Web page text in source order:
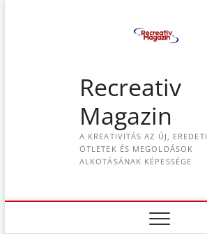
Recreativ
Magazin
A KREATIVITÁS AZ ÚJ, EREDETI
ÖTLETEK ÉS MEGOLDÁSOK
ALKOTÁSÁNAK KÉPESSÉGE